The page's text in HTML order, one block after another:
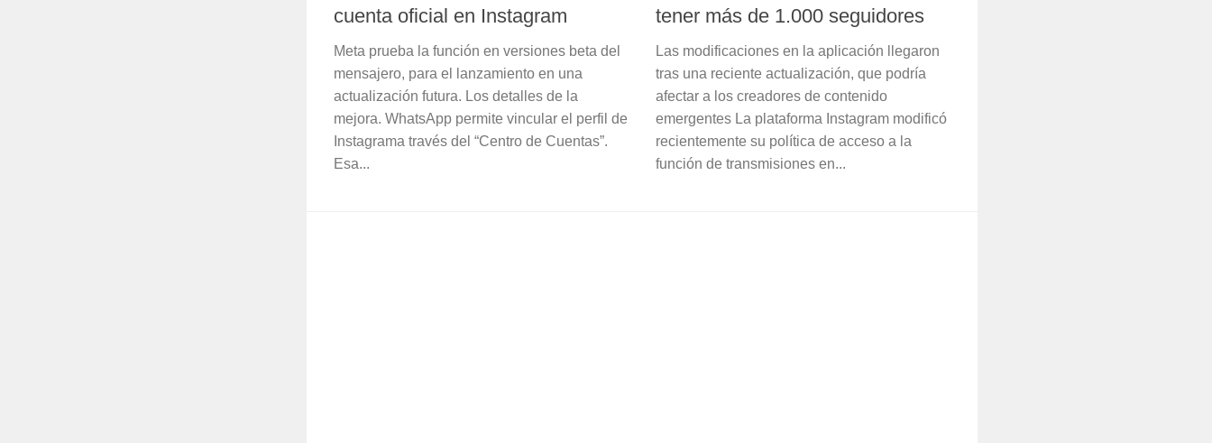
cuenta oficial en Instagram
Meta prueba la función en versiones beta del
mensajero, para el lanzamiento en una
actualización futura. Los detalles de la
mejora. WhatsApp permite vincular el perfil de
Instagrama través del “Centro de Cuentas”.
Esa...
tener más de 1.000 seguidores
Las modificaciones en la aplicación llegaron
tras una reciente actualización, que podría
afectar a los creadores de contenido
emergentes La plataforma Instagram modificó
recientemente su política de acceso a la
función de transmisiones en...